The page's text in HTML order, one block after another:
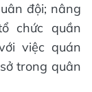
đội; nâng
chức quần
việc quán
trong quân